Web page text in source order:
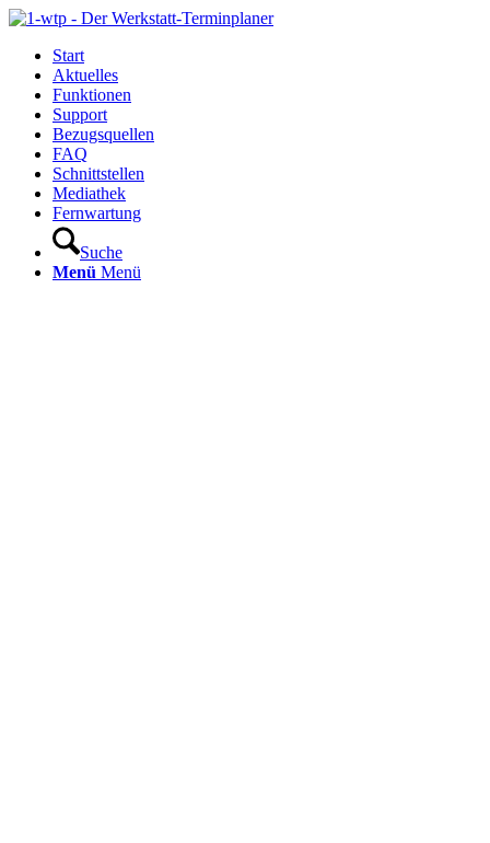
Start
Aktuelles
Funktionen
Support
Bezugsquellen
FAQ
Schnittstellen
Mediathek
Fernwartung
Suche
Menü Menü